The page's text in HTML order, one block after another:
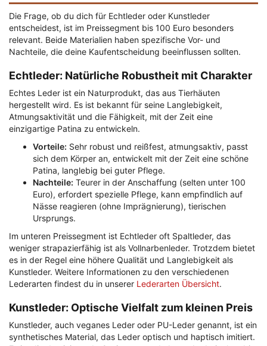
Die Frage, ob du dich für Echtleder oder Kunstleder
entscheidest, ist im Preissegment bis 100 Euro besonders
relevant. Beide Materialien haben spezifische Vor- und
Nachteile, die deine Kaufentscheidung beeinflussen sollten.
Echtleder: Natürliche Robustheit mit Charakter
Echtes Leder ist ein Naturprodukt, das aus Tierhäuten
hergestellt wird. Es ist bekannt für seine Langlebigkeit,
Atmungsaktivität und die Fähigkeit, mit der Zeit eine
einzigartige Patina zu entwickeln.
Vorteile: Sehr robust und reißfest, atmungsaktiv, passt
sich dem Körper an, entwickelt mit der Zeit eine schöne
Patina, langlebig bei guter Pflege.
Nachteile: Teurer in der Anschaffung (selten unter 100
Euro), erfordert spezielle Pflege, kann empfindlich auf
Nässe reagieren (ohne Imprägnierung), tierischen
Ursprungs.
Im unteren Preissegment ist Echtleder oft Spaltleder, das
weniger strapazierfähig ist als Vollnarbenleder. Trotzdem bietet
es in der Regel eine höhere Qualität und Langlebigkeit als
Kunstleder. Weitere Informationen zu den verschiedenen
Lederarten findest du in unserer Lederarten Übersicht.
Kunstleder: Optische Vielfalt zum kleinen Preis
Kunstleder, auch veganes Leder oder PU-Leder genannt, ist ein
synthetisches Material, das Leder optisch und haptisch imitiert.